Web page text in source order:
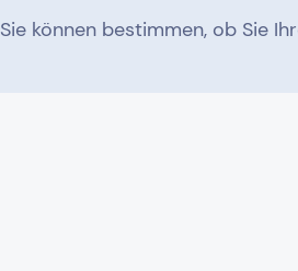
Sie können bestimmen, ob Sie